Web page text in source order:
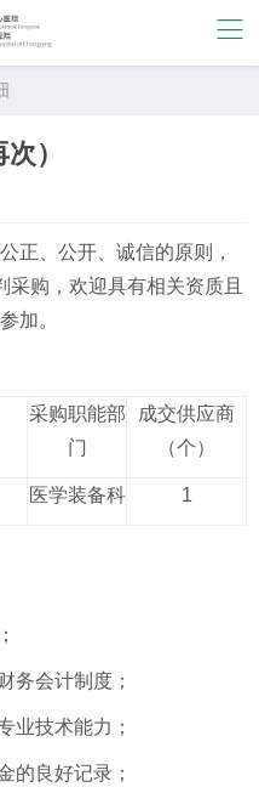
）
正、公开、诚信的原则，
购，欢迎具有相关资质且
加。
采购职能部
门
成交供应商
（个）
医学装备科 1
务会计制度；
业技术能力；
的良好记录；